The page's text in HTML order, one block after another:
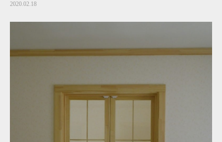
2020.02.18